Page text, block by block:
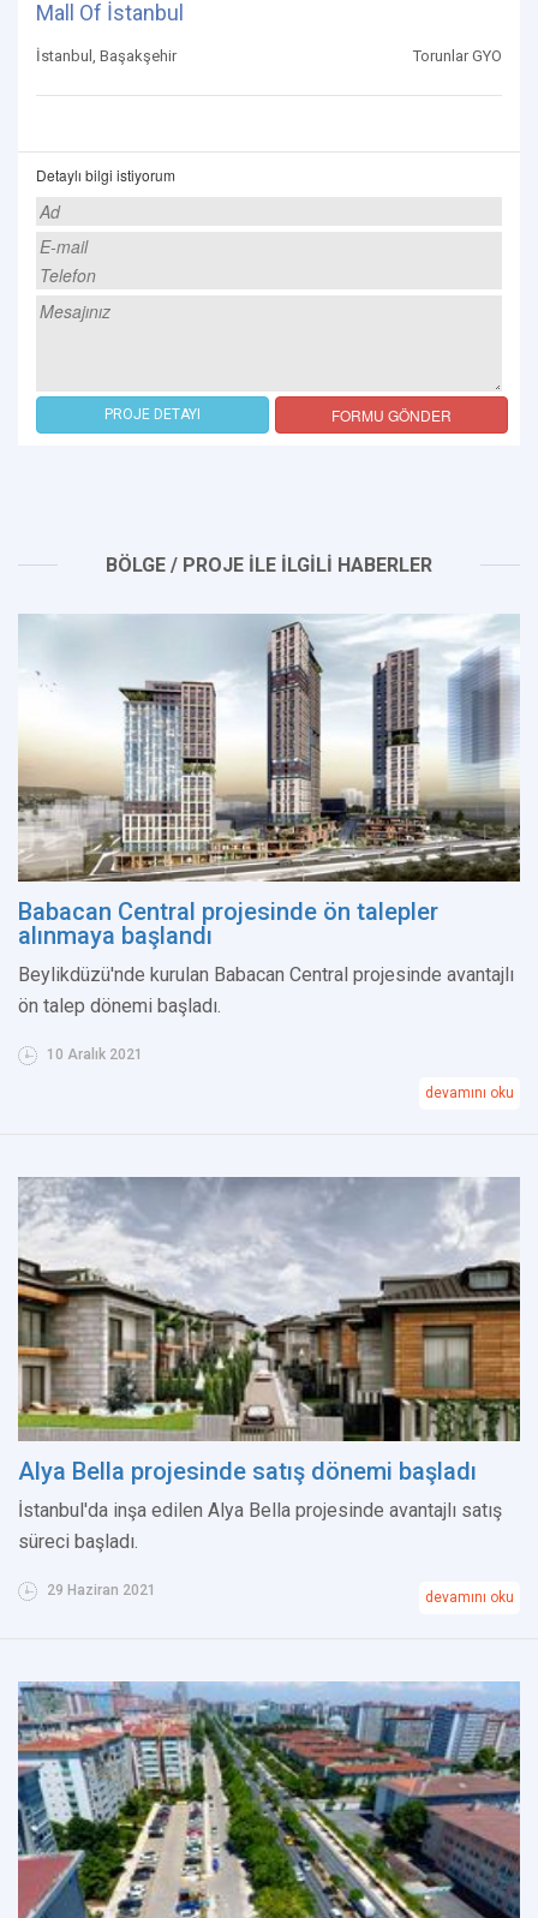
Mall Of İstanbul
İstanbul, Başakşehir Torunlar GYO
Detaylı bilgi istiyorum
PROJE DETAYI FORMU GÖNDER
BÖLGE / PROJE İLE İLGİLİ HABERLER
Babacan Central projesinde ön talepler
alınmaya başlandı
Beylikdüzü'nde kurulan Babacan Central projesinde avantajlı
ön talep dönemi başladı.
10 Aralık 2021
devamını oku
Alya Bella projesinde satış dönemi başladı
İstanbul'da inşa edilen Alya Bella projesinde avantajlı satış
süreci başladı.
29 Haziran 2021 devamını oku